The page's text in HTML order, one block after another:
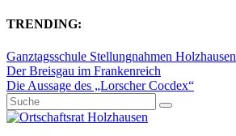
TRENDING:
Ganztagsschule Stellungnahmen Holzhausen
Der Breisgau im Frankenreich
Die Aussage des „Lorscher Cocdex“